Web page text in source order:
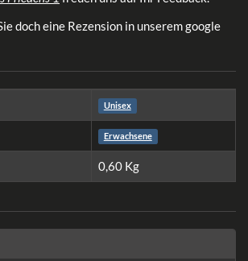
doch eine Rezension in unserem google
Unisex
Erwachsene
0,60 Kg